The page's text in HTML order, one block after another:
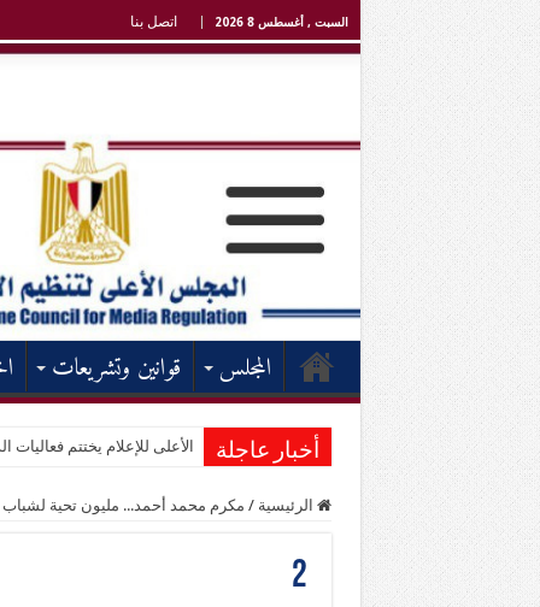
السبت , أغسطس 8 2026 اتصل بنا
المجلس قوانين وتشريعات
أخبار عاجلة الأعلى للإعلام يختتم فعاليات
الرئيسية / مكرم محمد أحمد... مليون تحية
2